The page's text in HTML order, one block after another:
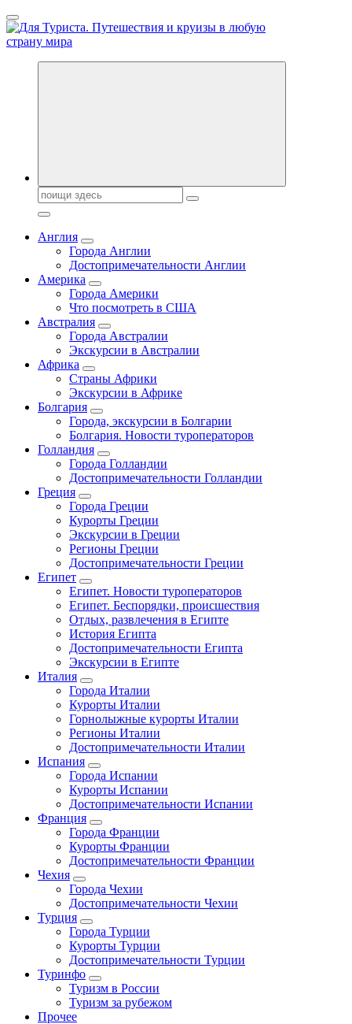
Перейти
к
содержанию
Новости туризма, куда поехать на отдых, где провести отпуск.
Поиск:
Англия
Города Англии
Достопримечательности Англии
Америка
Города Америки
Что посмотреть в США
Австралия
Города Австралии
Экскурсии в Австралии
Африка
Страны Африки
Экскурсии в Африке
Болгария
Города, экскурсии в Болгарии
Болгария. Новости туроператоров
Голландия
Города Голландии
Достопримечательности Голландии
Греция
Города Греции
Курорты Греции
Экскурсии в Греции
Регионы Греции
Достопримечательности Греции
Египет
Египет. Новости туроператоров
Египет. Беспорядки, происшествия
Отдых, развлечения в Египте
История Египта
Достопримечательности Египта
Экскурсии в Египте
Италия
Города Италии
Курорты Италии
Горнолыжные курорты Италии
Регионы Италии
Достопримечательности Италии
Испания
Города Испании
Курорты Испании
Достопримечательности Испании
Франция
Города Франции
Курорты Франции
Достопримечательности Франции
Чехия
Города Чехии
Достопримечательности Чехии
Турция
Города Турции
Курорты Турции
Достопримечательности Турции
Туринфо
Туризм в России
Туризм за рубежом
Прочее